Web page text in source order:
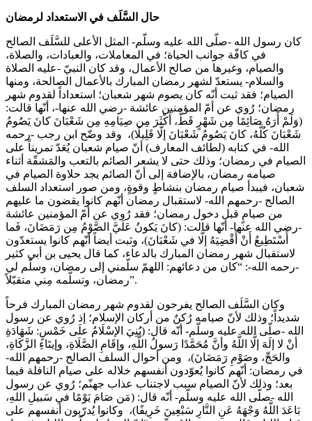
حال السَّلَف في الاستعداد لرمضان
كان رسول الله -صلّى الله عليه وسلّم- المثل الأعلى للسَّلَف الصالح
في كافّة جوانب الحياة؛ في المعاملات، والعبادات، والصلاة،
والصيام، وغيرها من صالح الأعمال، وقد كان النبيّ -عليه الصلاة
والسلام- يستعدّ لشهر رمضان المبارك بالأعمال الصالحة، ومنها
الصيام؛ فقد ثبت أنّه كان يصوم شهر شعبان؛ استعداداً لقدوم شهر
رمضان؛ رُوي عن أمّ المؤمنين عائشة -رضي الله عنها-، أنّها قالت:
(وَلَمْ أَرَهُ صَائِمًا مِن شَهْرٍ قَطُّ، أَكْثَرَ مِن صِيَامِهِ مِن شَعْبَانَ كانَ يَصُومُ
شَعْبَانَ كُلَّهُ، كانَ يَصُومُ شَعْبَانَ إلَّا قَلِيلًا)، وقد وضّح ابن رجب -رحمه
الله- في كتابه (لطائف المعارف) أنّ صيام شعبان يُعَدّ تمريناً على
الصيام في رمضان؛ وذلك حتى لا يشعر الصائم بالتعب والمَشقّة أثناء
صيامه رمضان، بالإضافة إلى أنّ الصائم يجد حلاوة الصيام في
شعبان، فيبدأ صيام رمضان بنشاطٍ وقوةٍ، ومن صور استعداد السلف
الصالح -رحمهم الله- لاستقبال رمضان أنّهم كانوا يقضون ما عليهم
من صيامٍ قبل دخول رمضان؛ فقد رُوي عن أمّ المؤمنين عائشة
-رضي الله عنها- أنّها قالت: (كانَ يَكونُ عَلَيَّ الصَّوْمُ مِن رَمَضَانَ، فَما
أَسْتَطِيعُ أَنْ أَقْضِيَهُ إلَّا في شَعْبَانَ)، وثبت أيضاً أنّهم كانوا يستعدّون
لاستقبال شهر رمضان المبارك بالدعاء، كما قال يحيى بن أبي كثير
-رحمه الله-: “كان من دعائهم: اللهمّ سلّمني إلى رمضان، وسلّم لي
رمضان، وتسلّمه مِني متقبّلاً”.
وكان السَّلَف الصالح يفرحون لقدوم شهر رمضان المبارك فرحاً
شديداً؛ وذلك لأنّ صيامه رُكنٌ من أركان الإسلام؛ إذ رُوي عن رسول
الله -صلّى الله عليه وسلّم- أنّه قال: (بُنِيَ الإسْلَامُ علَى خَمْسٍ: شَهَادَةِ
أنْ لا إلَهَ إلَّا اللَّهُ وأنَّ مُحَمَّدًا رَسولُ اللَّهِ، وإقَامِ الصَّلَاةِ، وإيتَاءِ الزَّكَاةِ،
والحَجِّ، وصَوْمِ رَمَضَانَ)، ومن أحوال السلف الصالح -رحمهم الله-
في رمضان: أنّهم كانوا يُعوّدون أنفسهم خلاله على صيام النافلة فيما
بعد؛ وذلك لأنّ الصيام سبب لاجتناب عذاب جهنّم؛ رُوي عن رسول
الله -صلّى الله عليه وسلّم- أنّه قال: (مَن صَامَ يَوْمًا في سَبيلِ اللهِ،
بَاعَدَ اللَّهُ وَجْهَهُ عَنِ النَّارِ سَبْعِينَ خَرِيفًا)، وكانوا يُدرّبون أنفسهم على